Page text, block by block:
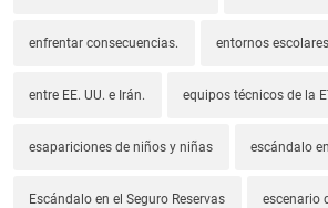
enfrentar consecuencias. entornos escolares
entre EE. UU. e Irán. equipos técnicos de la
esapariciones de niños y niñas escándalo
Escándalo en el Seguro Reservas escenario